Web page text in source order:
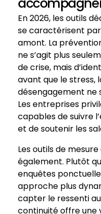
En 2026, les outils
se caractérisent
amont. La
ne s’agit plus
de crise, mais
avant que le stress,
désengagement ne
Les entreprises
capables de suivre
et de soutenir les
Les outils de
également. Plutôt
enquêtes
approche plus
capter le ressenti
continuité offre une